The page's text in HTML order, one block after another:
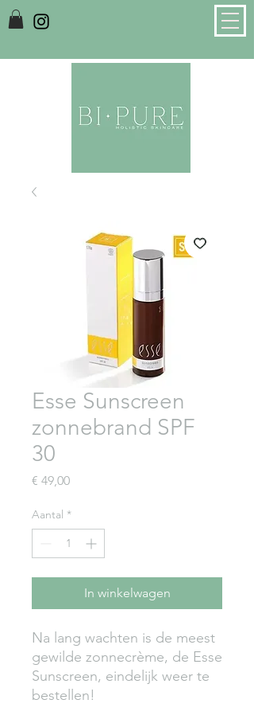
Esse Sunscreen
zonnebrand SPF
30
€ 49,00Prijs
Aantal *
In winkelwagen
Na lang wachten is de meest
gewilde zonnecrème, de Esse
Sunscreen, eindelijk weer te
bestellen!